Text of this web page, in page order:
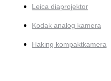
Leica diaprojektor
Kodak analog kamera
Haking kompaktkamera